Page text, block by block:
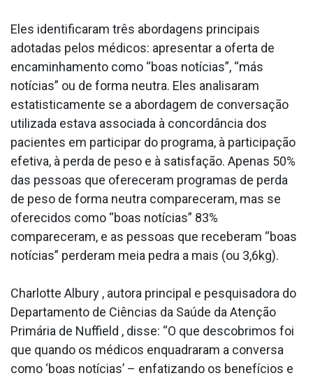
Eles identificaram três abordagens principais
adotadas pelos médicos: apresentar a oferta de
encaminhamento como “boas notícias”, “más
notícias” ou de forma neutra. Eles analisaram
estatisticamente se a abordagem de conversação
utilizada estava associada à concordância dos
pacientes em participar do programa, à participação
efetiva, à perda de peso e à satisfação. Apenas 50%
das pessoas que ofereceram programas de perda
de peso de forma neutra compareceram, mas se
oferecidos como “boas notícias” 83%
compareceram, e as pessoas que receberam “boas
notícias” perderam meia pedra a mais (ou 3,6kg).
Charlotte Albury , autora principal e pesquisadora do
Departamento de Ciências da Saúde da Atenção
Primária de Nuffield , disse: “O que descobrimos foi
que quando os médicos enquadraram a conversa
como ‘boas notícias’ – enfatizando os benefícios e